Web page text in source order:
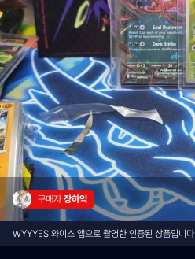
구매자 장하익
WYYYES 와이스 앱으로 촬영한 인증된 상품입니다